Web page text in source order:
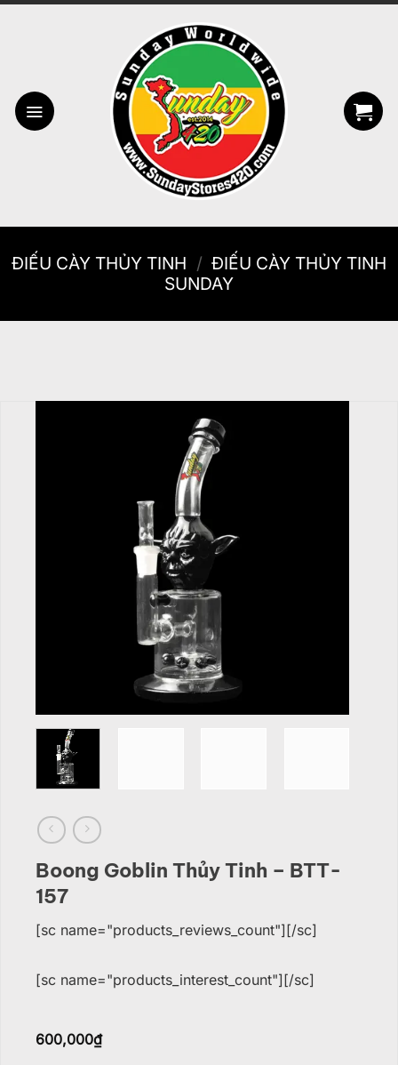
Bỏ
ĐIẾU CÀY THỦY TINH / ĐIẾU CÀY THỦY TINH
SUNDAY
Boong Goblin Thủy Tinh – BTT-
157
[sc name="products_reviews_count"][/sc]
[sc name="products_interest_count"][/sc]
600,000₫